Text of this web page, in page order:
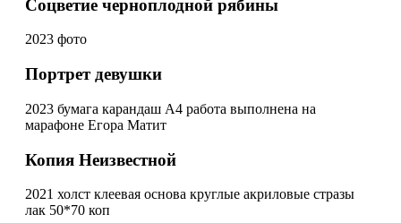
Соцветие черноплодной рябины
2023 фото
Портрет девушки
2023 бумага карандаш А4 работа выполнена на
марафоне Егора Матит
Копия Неизвестной
2021 холст клеевая основа круглые акриловые стразы
лак 50*70 коп